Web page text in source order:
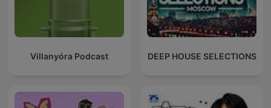
Villanyóra Podcast DEEP HOUSE SELECTIONS